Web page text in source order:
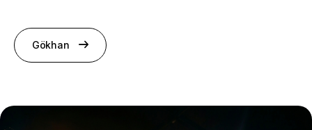
Gökhan